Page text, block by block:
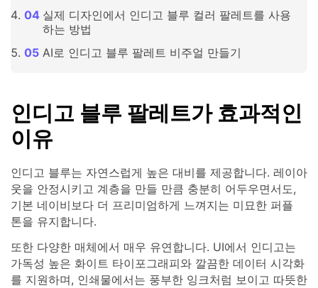
실제 디자인에서 인디고 블루 컬러 팔레트를 사용
하는 방법
AI로 인디고 블루 팔레트 비주얼 만들기
인디고 블루 팔레트가 효과적인
이유
인디고 블루는 자연스럽게 높은 대비를 제공합니다. 레이아
웃을 안정시키고 계층을 만들 만큼 충분히 어두우면서도,
기본 네이비보다 더 프리미엄하게 느껴지는 미묘한 퍼플
톤을 유지합니다.
또한 다양한 매체에서 매우 유연합니다. UI에서 인디고는
가독성 높은 화이트 타이포그래피와 깔끔한 데이터 시각화
를 지원하며, 인쇄물에서는 풍부한 잉크처럼 보이고 따뜻한